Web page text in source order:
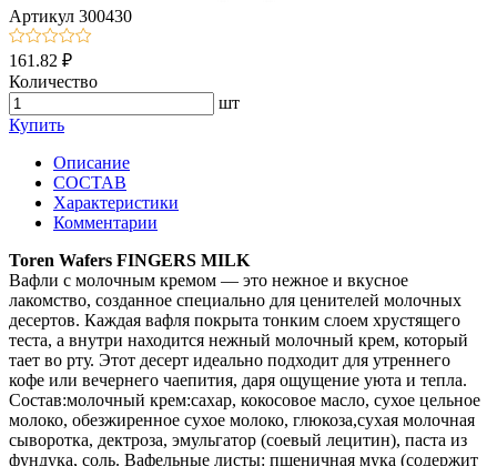
Артикул 300430
161.82 ₽
Количество
шт
Купить
Описание
СОСТАВ
Характеристики
Комментарии
Toren Wafers FINGERS MILK
Вафли с молочным кремом — это нежное и вкусное
лакомство, созданное специально для ценителей молочных
десертов. Каждая вафля покрыта тонким слоем хрустящего
теста, а внутри находится нежный молочный крем, который
тает во рту. Этот десерт идеально подходит для утреннего
кофе или вечернего чаепития, даря ощущение уюта и тепла.
Состав:молочный крем:сахар, кокосовое масло, сухое цельное
молоко, обезжиренное сухое молоко, глюкоза,сухая молочная
сыворотка, дектроза, эмульгатор (соевый лецитин), паста из
фундука, соль. Вафельные листы: пшеничная мука (содержит